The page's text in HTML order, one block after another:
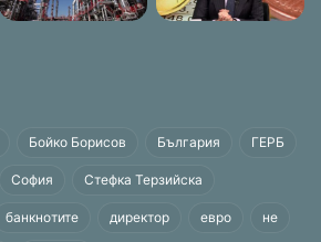
Бойко Борисов България ГЕРБ
София Стефка Терзийска
банкнотите директор евро не